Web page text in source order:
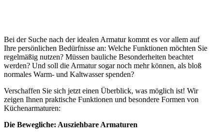
Bei der Suche nach der idealen Armatur kommt es vor allem auf
Ihre persönlichen Bedürfnisse an: Welche Funktionen möchten Sie
regelmäßig nutzen? Müssen bauliche Besonderheiten beachtet
werden? Und soll die Armatur sogar noch mehr können, als bloß
normales Warm- und Kaltwasser spenden?
Verschaffen Sie sich jetzt einen Überblick, was möglich ist! Wir
zeigen Ihnen praktische Funktionen und besondere Formen von
Küchenarmaturen:
Die Bewegliche: Ausziehbare Armaturen